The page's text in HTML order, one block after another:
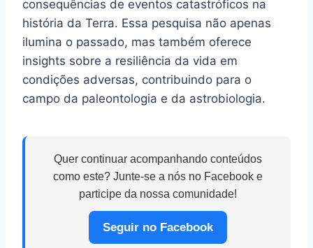
consequências de eventos catastróficos na
história da Terra. Essa pesquisa não apenas
ilumina o passado, mas também oferece
insights sobre a resiliência da vida em
condições adversas, contribuindo para o
campo da paleontologia e da astrobiologia.
Quer continuar acompanhando conteúdos
como este? Junte-se a nós no Facebook e
participe da nossa comunidade!
Seguir no Facebook